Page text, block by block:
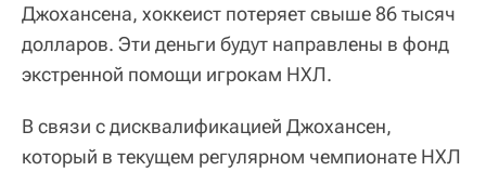
Джохансена, хоккеист потеряет свыше 86 тысяч
долларов. Эти деньги будут направлены в фонд
экстренной помощи игрокам НХЛ.
В связи с дисквалификацией Джохансен,
который в текущем регулярном чемпионате НХЛ